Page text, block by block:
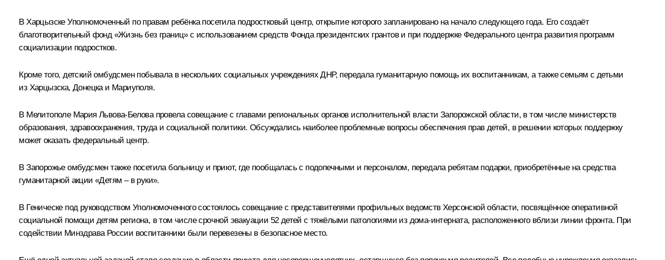
В Харцызске Уполномоченный по правам ребёнка посетила подростковый центр, открытие которого запланировано на начало следующего года. Его создаёт
благотворительный фонд «Жизнь без границ» с использованием средств Фонда президентских грантов и при поддержке Федерального центра развития программ
социализации подростков.
Кроме того, детский омбудсмен побывала в нескольких социальных учреждениях ДНР, передала гуманитарную помощь их воспитанникам, а также семьям с детьми
из Харцызска, Донецка и Мариуполя.
В Мелитополе Мария Львова-Белова провела совещание с главами региональных органов исполнительной власти Запорожской области, в том числе министерств
образования, здравоохранения, труда и социальной политики. Обсуждались наиболее проблемные вопросы обеспечения прав детей, в решении которых поддержку
может оказать федеральный центр.
В Запорожье омбудсмен также посетила больницу и приют, где пообщалась с подопечными и персоналом, передала ребятам подарки, приобретённые на средства
гуманитарной акции «Детям – в руки».
В Геническе под руководством Уполномоченного состоялось совещание с представителями профильных ведомств Херсонской области, посвящённое оперативной
социальной помощи детям региона, в том числе срочной эвакуации 52 детей с тяжёлыми патологиями из дома-интерната, расположенного вблизи линии фронта. При
содействии Минздрава России воспитанники были перевезены в безопасное место.